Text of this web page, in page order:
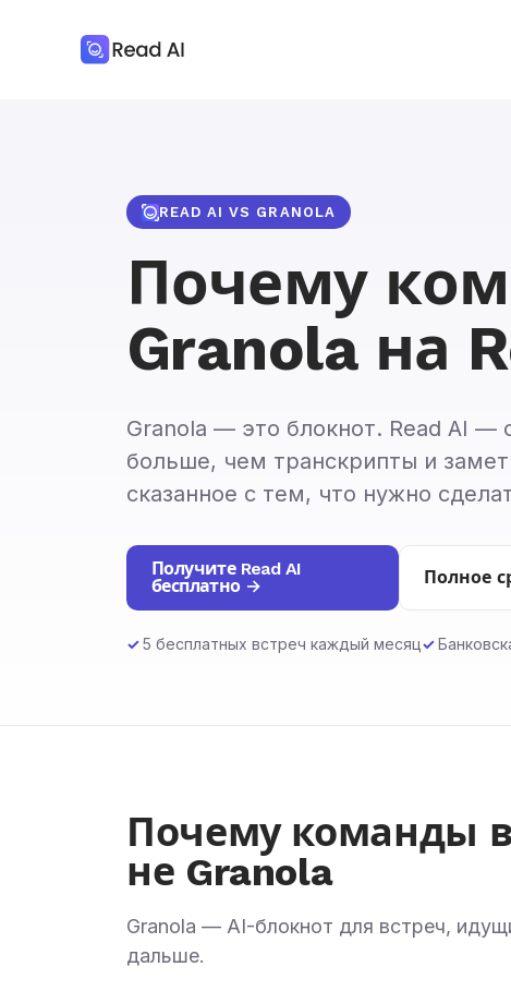
READ AI VS GRANOLA
Почему
Granola на
Granola — это блокнот. Read AI
больше, чем транскрипты и
сказанное с тем, что нужно
Получите Read AI
бесплатно →
Полное
5 бесплатных встреч каждый месяц
Почему команды
не Granola
Granola — AI-блокнот для встреч,
дальше.